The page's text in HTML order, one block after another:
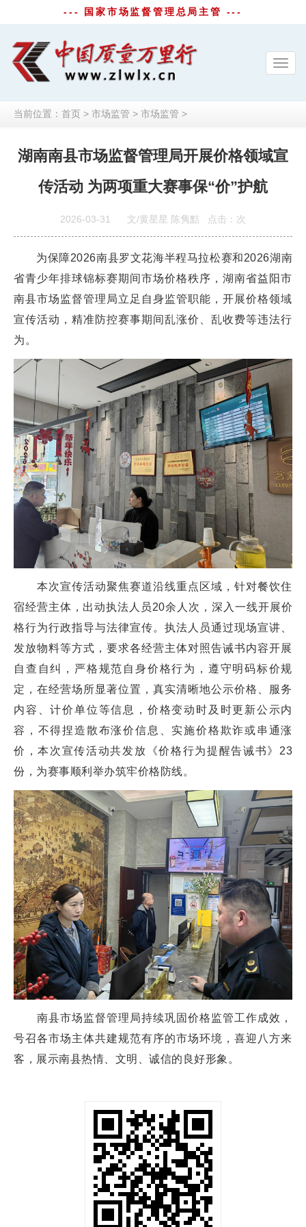
--- 国家市场监督管理总局主管 ---
当前位置： 首页 > 市场监管 > 市场监管 >
湖南南县市场监督管理局开展价格领域宣
传活动 为两项重大赛事保“价”护航
2026-03-31 文/黄星星 陈隽黠 点击： 次
为保障2026南县罗文花海半程马拉松赛和2026湖南
省青少年排球锦标赛期间市场价格秩序，湖南省益阳市
南县市场监督管理局立足自身监管职能，开展价格领域
宣传活动，精准防控赛事期间乱涨价、乱收费等违法行
为。
本次宣传活动聚焦赛道沿线重点区域，针对餐饮住
宿经营主体，出动执法人员20余人次，深入一线开展价
格行为行政指导与法律宣传。执法人员通过现场宣讲、
发放物料等方式，要求各经营主体对照告诫书内容开展
自查自纠，严格规范自身价格行为，遵守明码标价规
定，在经营场所显著位置，真实清晰地公示价格、服务
内容、计价单位等信息，价格变动时及时更新公示内
容，不得捏造散布涨价信息、实施价格欺诈或串通涨
价，本次宣传活动共发放《价格行为提醒告诫书》23
份，为赛事顺利举办筑牢价格防线。
南县市场监督管理局持续巩固价格监管工作成效，
号召各市场主体共建规范有序的市场环境，喜迎八方来
客，展示南县热情、文明、诚信的良好形象。